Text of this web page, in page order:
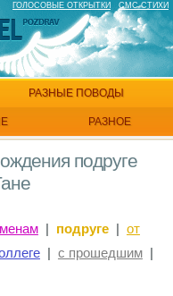
ГОЛОСОВЫЕ ОТКРЫТКИ СМС СТИХИ
РАЗНЫЕ ПОВОДЫ
РАЗНОЕ
подруге
| подруге| от
| с прошедшим|